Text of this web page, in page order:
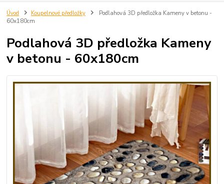
Úvod Koupelnové předložky
Podlahová 3D předložka Kameny v betonu -
60x180cm
Podlahová 3D předložka Kameny
v betonu - 60x180cm